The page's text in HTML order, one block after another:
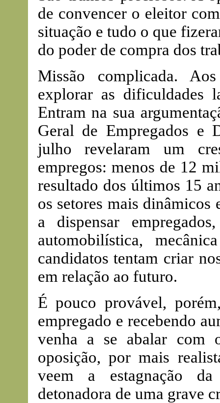
de convencer o eleitor
situação e tudo o que
do poder de compra dos
Missão complicada.
explorar as dificuldades
Entram na sua
Geral de Empregados e
julho revelaram um
empregos: menos de 12
resultado dos últimos 15
os setores mais dinâmicos
a dispensar
automobilística,
candidatos tentam criar
em relação ao futuro.
É pouco provável,
empregado e recebendo
venha a se abalar com
oposição, por mais
veem a estagnação
detonadora de uma grave